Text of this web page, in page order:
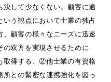
して少なくない。顧客に適
う観点において士業の独占
顧客の様々なニーズに迅速
の双方を実現させるために
取得する、②他士業の有資格
との緊密な連携強化を図っ